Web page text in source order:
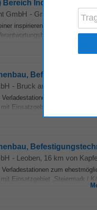
Bereich Industrie- &
GmbH - Graz , 44 km von
inspirierenden Mischung
und
- Bruck an der Mur
zum
Einsatzgebiet "Steiermark /
- Leoben, 16 km von
zum
Einsatzgebiet „Steiermark /